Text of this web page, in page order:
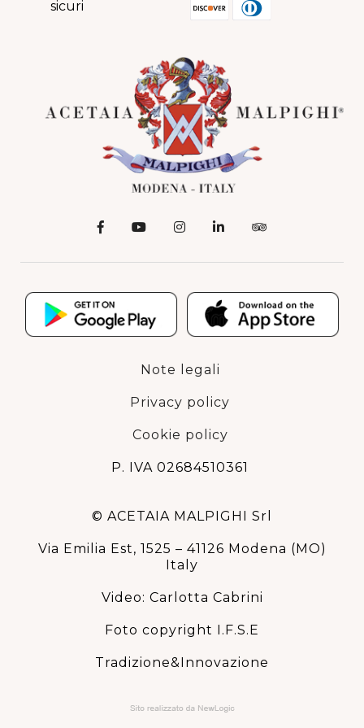
sicuri
Note legali
Privacy policy
Cookie policy
P. IVA 02684510361
© ACETAIA MALPIGHI Srl
Via Emilia Est, 1525 – 41126 Modena (MO)
Italy
Video: Carlotta Cabrini
Foto copyright I.F.S.E
Tradizione&Innovazione